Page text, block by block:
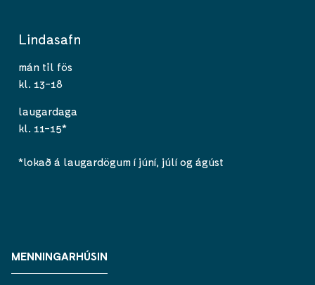
Lindasafn
mán til fös
kl. 13-18
laugardaga
kl. 11-15*
*lokað á laugardögum í júní, júlí og ágúst
MENNINGARHÚSIN